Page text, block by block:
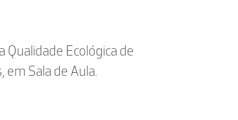
Qualidade Ecológica de
em Sala de Aula.